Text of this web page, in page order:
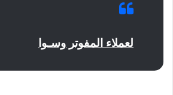
لعملاء المفوتر وسـوا